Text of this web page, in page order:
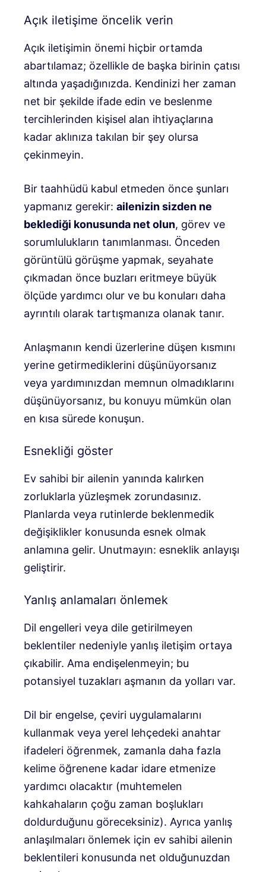
Açık iletişime öncelik verin
Açık iletişimin önemi hiçbir ortamda
abartılamaz; özellikle de başka birinin çatısı
altında yaşadığınızda. Kendinizi her zaman
net bir şekilde ifade edin ve beslenme
tercihlerinden kişisel alan ihtiyaçlarına
kadar aklınıza takılan bir şey olursa
çekinmeyin.
Bir taahhüdü kabul etmeden önce şunları
yapmanız gerekir: ailenizin sizden ne
beklediği konusunda net olun, görev ve
sorumlulukların tanımlanması. Önceden
görüntülü görüşme yapmak, seyahate
çıkmadan önce buzları eritmeye büyük
ölçüde yardımcı olur ve bu konuları daha
ayrıntılı olarak tartışmanıza olanak tanır.
Anlaşmanın kendi üzerlerine düşen kısmını
yerine getirmediklerini düşünüyorsanız
veya yardımınızdan memnun olmadıklarını
düşünüyorsanız, bu konuyu mümkün olan
en kısa sürede konuşun.
Esnekliği göster
Ev sahibi bir ailenin yanında kalırken
zorluklarla yüzleşmek zorundasınız.
Planlarda veya rutinlerde beklenmedik
değişiklikler konusunda esnek olmak
anlamına gelir. Unutmayın: esneklik anlayışı
geliştirir.
Yanlış anlamaları önlemek
Dil engelleri veya dile getirilmeyen
beklentiler nedeniyle yanlış iletişim ortaya
çıkabilir. Ama endişelenmeyin; bu
potansiyel tuzakları aşmanın da yolları var.
Dil bir engelse, çeviri uygulamalarını
kullanmak veya yerel lehçedeki anahtar
ifadeleri öğrenmek, zamanla daha fazla
kelime öğrenene kadar idare etmenize
yardımcı olacaktır (muhtemelen
kahkahaların çoğu zaman boşlukları
doldurduğunu göreceksiniz). Ayrıca yanlış
anlaşılmaları önlemek için ev sahibi ailenin
beklentileri konusunda net olduğunuzdan